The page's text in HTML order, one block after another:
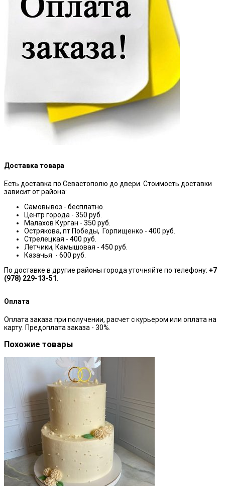
Доставка товара
Есть доставка по Севастополю до двери. Стоимость доставки
зависит от района:
Самовывоз - бесплатно.
Центр города - 350 руб.
Малахов Курган - 350 руб.
Острякова, пт Победы, Горпищенко - 400 руб.
Стрелецкая - 400 руб.
Летчики, Камышовая - 450 руб.
Казачья - 600 руб.
По доставке в другие районы города уточняйте по телефону: +7
(978) 229-13-51.
Оплата
Оплата заказа при получении, расчет с курьером или оплата на
карту. Предоплата заказа - 30%.
Похожие товары